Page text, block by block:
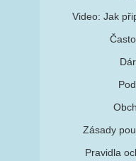
Video: Jak
Zásady
Pravidla